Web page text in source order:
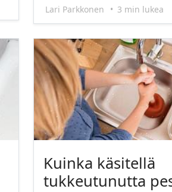
Lari Parkkonen • 3 min lukea
Kuinka käsitellä
tukkeutunutta